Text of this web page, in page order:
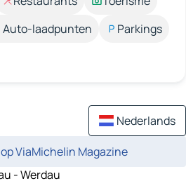
Auto-laadpunten
Parkings
Nederlands
ViaMichelin Magazine
- Werdau